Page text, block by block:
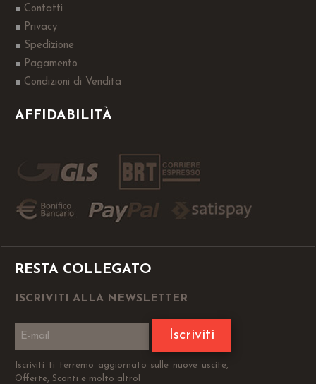
Contatti
Privacy
Spedizione
Pagamento
Condizioni di Vendita
AFFIDABILITÀ
RESTA COLLEGATO
ISCRIVITI ALLA NEWSLETTER
Iscriviti
Iscriviti ti terremo aggiornato sulle nuove uscite,
Offerte, Sconti e molto altro!